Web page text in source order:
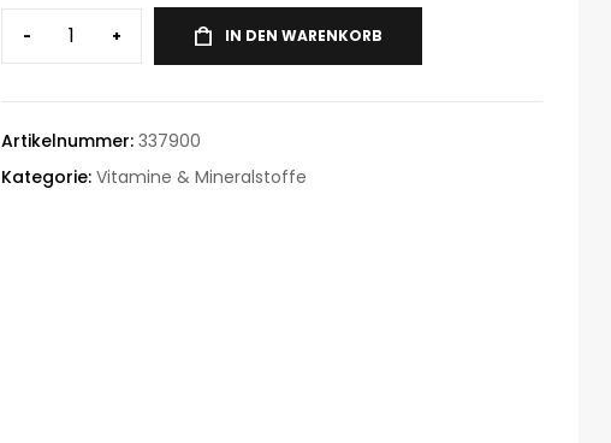
- + IN DEN WARENKORB
Artikelnummer: 337900
Kategorie: Vitamine & Mineralstoffe